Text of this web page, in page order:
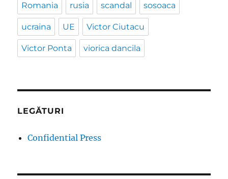
Romania rusia scandal sosoaca
ucraina UE Victor Ciutacu
Victor Ponta viorica dancila
LEGĂTURI
Confidential Press